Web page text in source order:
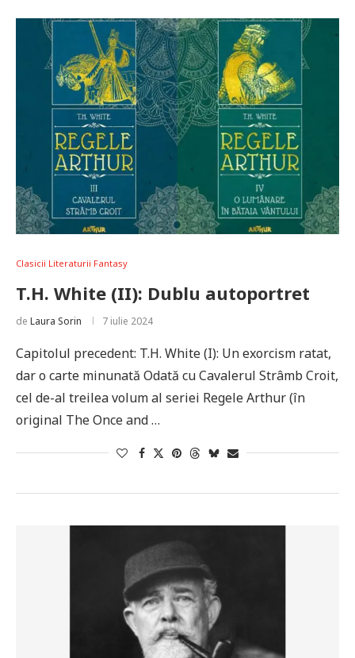
Clasicii Literaturii Fantasy
T.H. White (II): Dublu autoportret
de Laura Sorin 7 iulie 2024
Capitolul precedent: T.H. White (I): Un exorcism ratat,
dar o carte minunată Odată cu Cavalerul Strâmb Croit,
cel de-al treilea volum al seriei Regele Arthur (în
original The Once and …